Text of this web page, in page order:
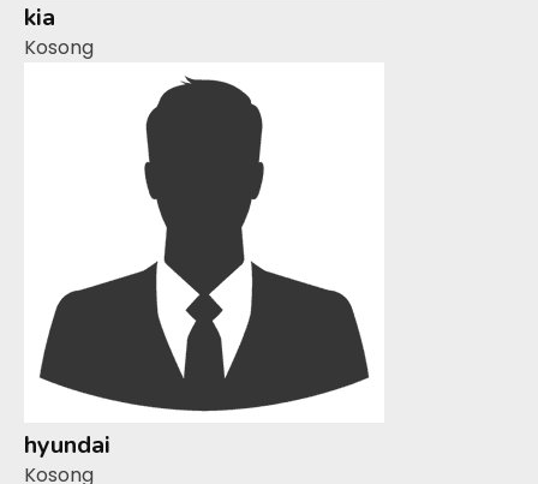
kia
Kosong
hyundai
Kosong